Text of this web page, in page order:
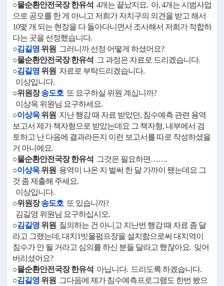
○물순환안전국장 한유석 4개는 끝났지요. 아, 4개는 시범사업
으로 공모를 한 게 아니고 저희가 자치구의 의견을 받고 해서
10몇 개 되는 현장을 다 돌아다니면서 조사해서 저희가 적합하
다는 곳을 선정했습니다.
○김길영 위원 그러니까 선정 어떻게 하셨어요?
○물순환안전국장 한유석 그 과정은 자료로 드리겠습니다.
○김길영 위원 자료로 부탁드리겠습니다.
이상입니다.
○위원장송도호 또 요구하실 위원 계십니까?
이상욱 위원님 요구하세요.
○이상욱위원 지난 행감 때 자료 받았던, 침수예측 관련 용역
보고서 제가 책자형으로 받았는데요 그 책자형, 내부에서 검
토하고 난 다음에 결과라든지 이런 보고서를 따로 작성하셨을
거 아니에요.
○물순환안전국장 한유석 그것은 필요하면…….
○이상욱위원 용역이 나온 지 벌써 한 달 가까이 됐는데요 그
것 좀 제출해 주세요.
이상입니다.
○위원장송도호 또 있습니까?
김길영 위원님 요구하십시오.
○김길영 위원 질의하는 건 아니고 지난번 행감 때 자료 좀 달
라고 그랬는데, 대치1빗물펌프장을 설치함으로써 대치역이
침수가 안 될 거라고 심의를 하신 분들 달라고 했잖아요. 잊어
버리셨어요?
○물순환안전국장 한유석 아닙니다. 드리도록 하겠습니다.
○김길영 위원 그다음에 제가 침수예측프로그램도 한번 봤으